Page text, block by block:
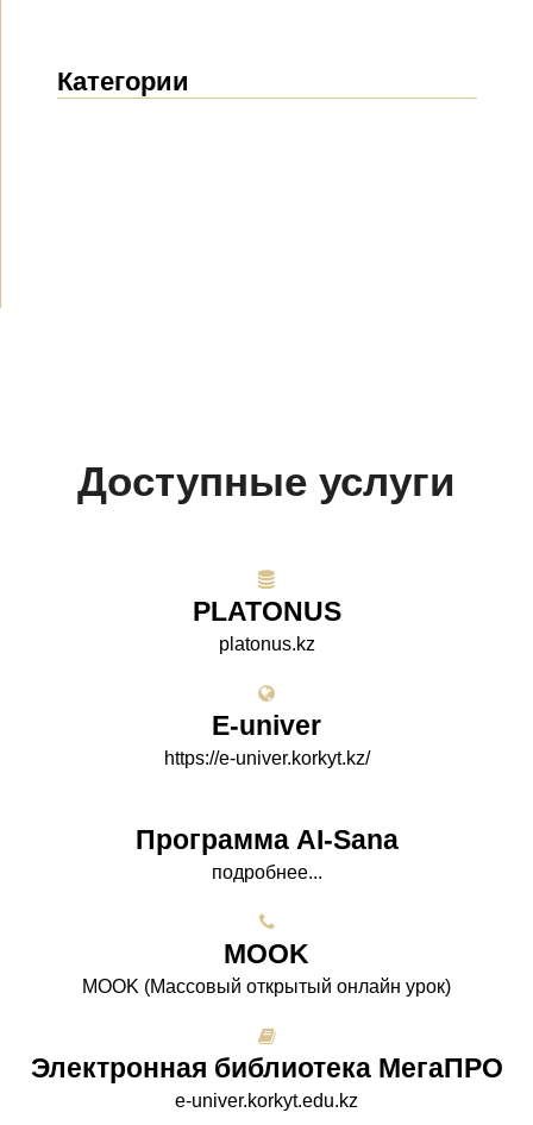
Категории
Доступные услуги
PLATONUS
platonus.kz
E-univer
https://e-univer.korkyt.kz/
Программа AI-Sana
подробнее...
МООK
МООK (Массовый открытый онлайн урок)
Электронная библиотека МегаПРО
e-univer.korkyt.edu.kz